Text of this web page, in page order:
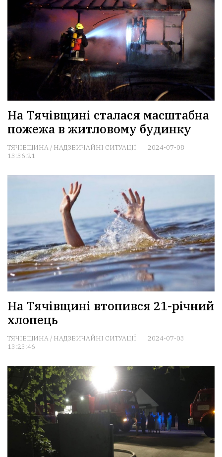
На Тячівщині сталася масштабна
пожежа в житловому будинку
ТЯЧІВЩИНА/ НАДЗВИЧАЙНІ СИТУАЦІЇ
2024-07-08
13:36:21
На Тячівщині втопився 21-річний
хлопець
ТЯЧІВЩИНА/ НАДЗВИЧАЙНІ СИТУАЦІЇ
2024-07-03
13:23:46